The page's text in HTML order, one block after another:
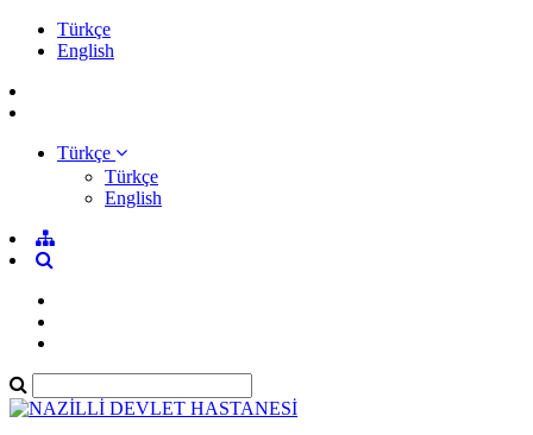
Türkçe
English
Türkçe
Türkçe
English